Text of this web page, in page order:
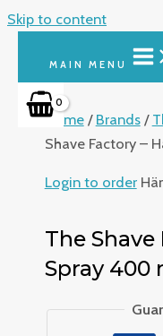
Skip to content
MAIN MENU
Home/ Brands/
Shave Factory –
Login to order
The
Spray 400